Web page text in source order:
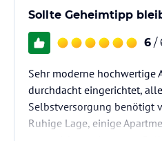
Sollte Geheimtipp
6 /
Sehr moderne hochwertige
durchdacht eingerichtet,
Selbstversorgung benötigt
Ruhige Lage, einige